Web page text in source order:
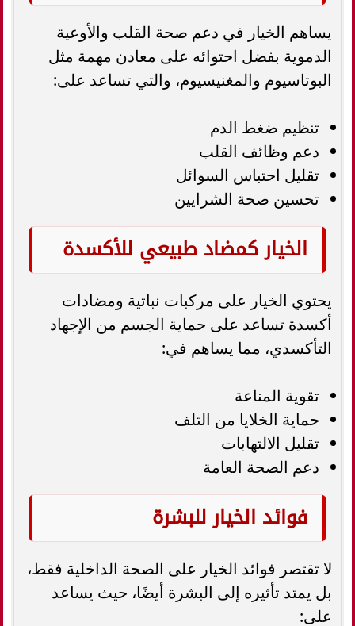
يساهم الخيار في دعم صحة القلب والأوعية
الدموية بفضل احتوائه على معادن مهمة مثل
البوتاسيوم والمغنيسيوم، والتي تساعد على:
تنظيم ضغط الدم
دعم وظائف القلب
تقليل احتباس السوائل
تحسين صحة الشرايين
الخيار كمضاد طبيعي للأكسدة
يحتوي الخيار على مركبات نباتية ومضادات
أكسدة تساعد على حماية الجسم من الإجهاد
التأكسدي، مما يساهم في:
تقوية المناعة
حماية الخلايا من التلف
تقليل الالتهابات
دعم الصحة العامة
فوائد الخيار للبشرة
لا تقتصر فوائد الخيار على الصحة الداخلية فقط،
بل يمتد تأثيره إلى البشرة أيضًا، حيث يساعد
على: